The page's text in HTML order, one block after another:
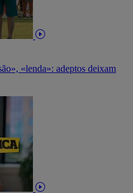
«lenda»: adeptos deixam